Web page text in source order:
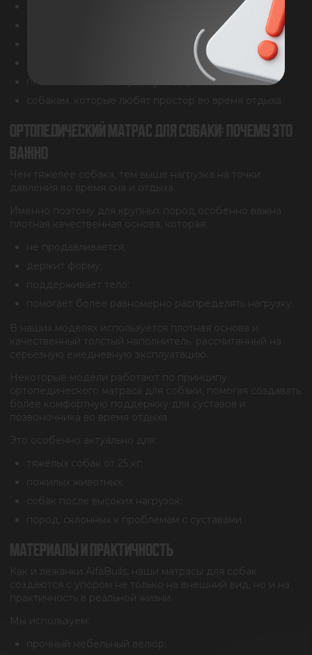
собакам с чувствительными суставами;
питомникам и вольерному содержанию;
собакам, которые любят простор во время отдыха.
ОРТОПЕДИЧЕСКИЙ МАТРАС ДЛЯ СОБАКИ: ПОЧЕМУ ЭТО
ВАЖНО
Чем тяжелее собака, тем выше нагрузка на точки
давления во время сна и отдыха.
Именно поэтому для крупных пород особенно важна
плотная качественная основа, которая:
не продавливается;
держит форму;
поддерживает тело;
помогает более равномерно распределять нагрузку.
В наших моделях используется плотная основа и
качественный толстый наполнитель, рассчитанный на
серьёзную ежедневную эксплуатацию.
Некоторые модели работают по принципу
ортопедического матраса для собаки, помогая создавать
более комфортную поддержку для суставов и
позвоночника во время отдыха.
Это особенно актуально для:
тяжёлых собак от 25 кг;
пожилых животных;
собак после высоких нагрузок;
пород, склонных к проблемам с суставами.
МАТЕРИАЛЫ И ПРАКТИЧНОСТЬ
Как и лежанки AlfaBulls, наши матрасы для собак
создаются с упором не только на внешний вид, но и на
практичность в реальной жизни.
Мы используем:
прочный мебельный велюр;